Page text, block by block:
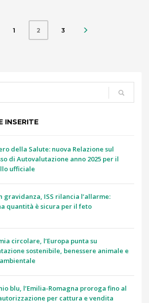
1 2 3
INSERITE
della Salute: nuova Relazione sul
di Autovalutazione anno 2025 per il
ufficiale
gravidanza, ISS rilancia l’allarme:
quantità è sicura per il feto
circolare, l’Europa punta su
sostenibile, benessere animale e
blu, l’Emilia-Romagna proroga fino al
per cattura e vendita